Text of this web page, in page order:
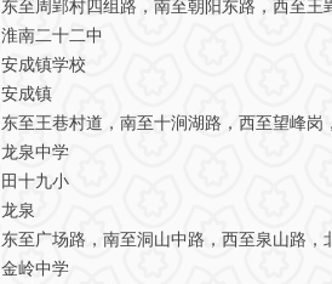
东至周郢村四组路，南至朝阳东路，西至王
淮南二十二中
安成镇学校
安成镇
东至王巷村道，南至十涧湖路，西至望峰岗
龙泉中学
田十九小
龙泉
东至广场路，南至洞山中路，西至泉山路，
金岭中学